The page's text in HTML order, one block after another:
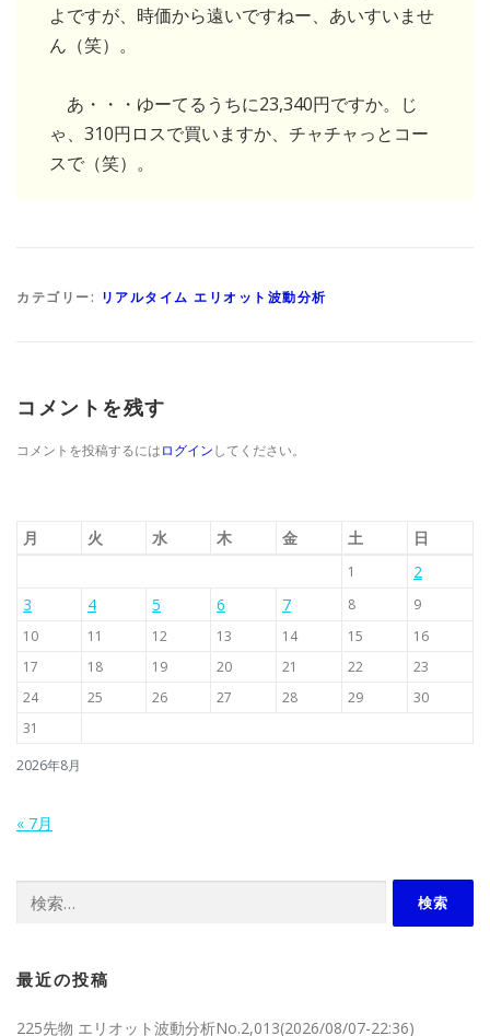
よですが、時価から遠いですねー、あいすいませ
ん（笑）。
あ・・・ゆーてるうちに23,340円ですか。じ
ゃ、310円ロスで買いますか、チャチャっとコー
スで（笑）。
カテゴリー: リアルタイム エリオット波動分析
コメントを残す
コメントを投稿するにはログインしてください。
2026年8月
月 火 水 木 金 土 日
1
2
3
4 5 6 7 8
9
10
11 12 13 14 15
16
17
18 19 20 21 22
23
24
25 26 27 28 29
30
31
« 7月
最近の投稿
225先物 エリオット波動分析No.2,013(2026/08/07-22:36)